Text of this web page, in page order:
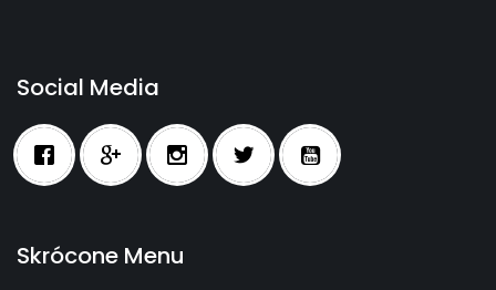
Social Media
Skrócone Menu